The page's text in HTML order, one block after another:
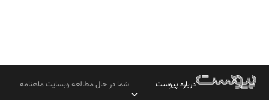
درباره پیوست
شما در حال مطالعه وبسایت ماهنامه